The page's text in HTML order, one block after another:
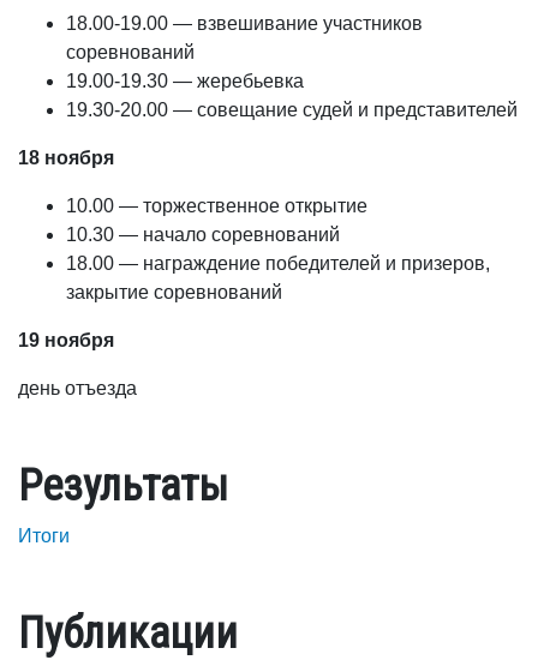
18.00-19.00 — взвешивание участников
соревнований
19.00-19.30 — жеребьевка
19.30-20.00 — совещание судей и представителей
18 ноября
10.00 — торжественное открытие
10.30 — начало соревнований
18.00 — награждение победителей и призеров,
закрытие соревнований
19 ноября
день отъезда
Результаты
Итоги
Публикации